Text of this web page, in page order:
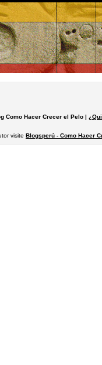
Como Hacer Crecer el Pelo |
visite Blogsperú - Como Hacer